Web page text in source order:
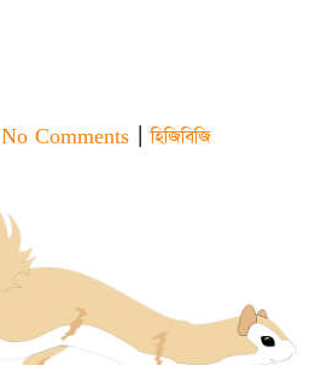
No Comments |হিজিবিজি